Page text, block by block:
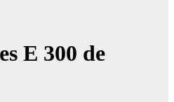
E 300 de